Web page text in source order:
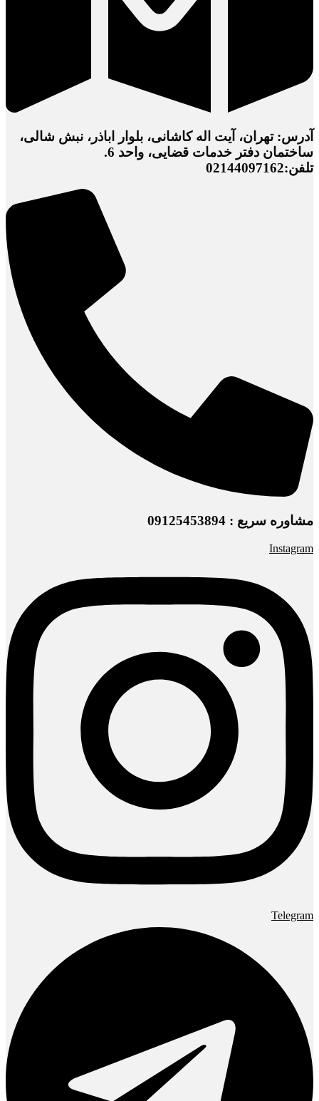
آدرس: تهران، آیت اله کاشانی، بلوار اباذر، نبش شالی،
ساختمان دفتر خدمات قضایی، واحد 6.
تلفن:02144097162
مشاوره سریع : 09125453894
Instagram
Telegram